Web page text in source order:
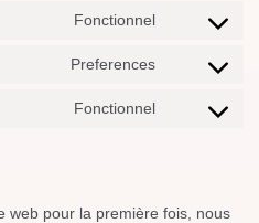
Fonctionnel
Preferences
Fonctionnel
web pour la première fois, nous